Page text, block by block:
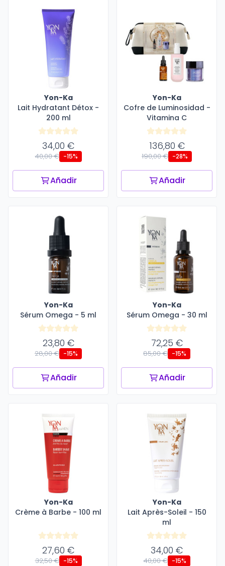
Yon-Ka
Lait Hydratant Détox -
200 ml
34,00 €
40,00 € -15%
Añadir
Yon-Ka
Cofre de Luminosidad -
Vitamina C
136,80 €
190,00 € -28%
Añadir
Yon-Ka
Sérum Omega - 5 ml
23,80 €
28,00 € -15%
Añadir
Yon-Ka
Sérum Omega - 30 ml
72,25 €
85,00 € -15%
Añadir
Yon-Ka
Crème à Barbe - 100 ml
27,60 €
32,50 € -15%
Yon-Ka
Lait Après-Soleil - 150
ml
34,00 €
40,00 € -15%